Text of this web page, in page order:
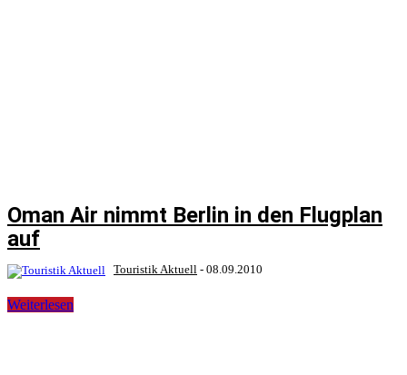
Oman Air nimmt Berlin in den Flugplan
auf
Touristik Aktuell - 08.09.2010
Weiterlesen